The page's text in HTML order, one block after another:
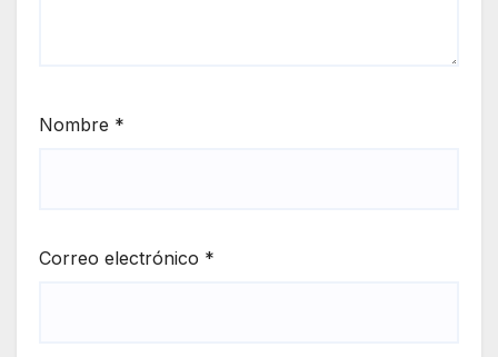
Nombre *
Correo electrónico *